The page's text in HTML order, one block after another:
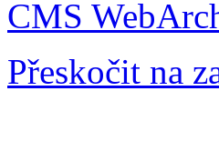
CMS
Přeskočit na